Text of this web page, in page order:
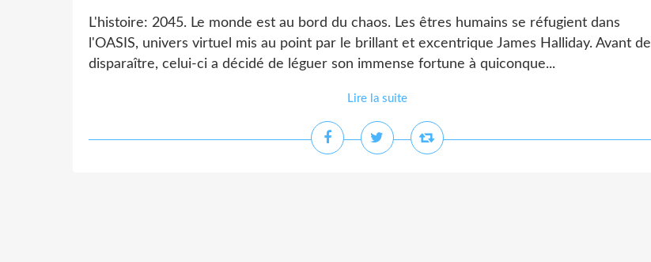
L'histoire: 2045. Le monde est au bord du chaos. Les êtres humains se réfugient dans
l'OASIS, univers virtuel mis au point par le brillant et excentrique James Halliday. Avant de
disparaître, celui-ci a décidé de léguer son immense fortune à quiconque...
Lire la suite